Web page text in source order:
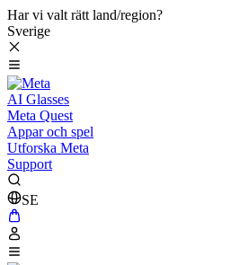
Har vi valt rätt land/region?
Sverige
AI Glasses
Meta Quest
Appar och spel
Utforska Meta
Support
SE